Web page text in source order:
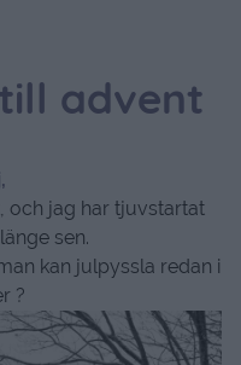
advent
och jag har tjuvstartat
sen.
kan julpyssla redan i
?